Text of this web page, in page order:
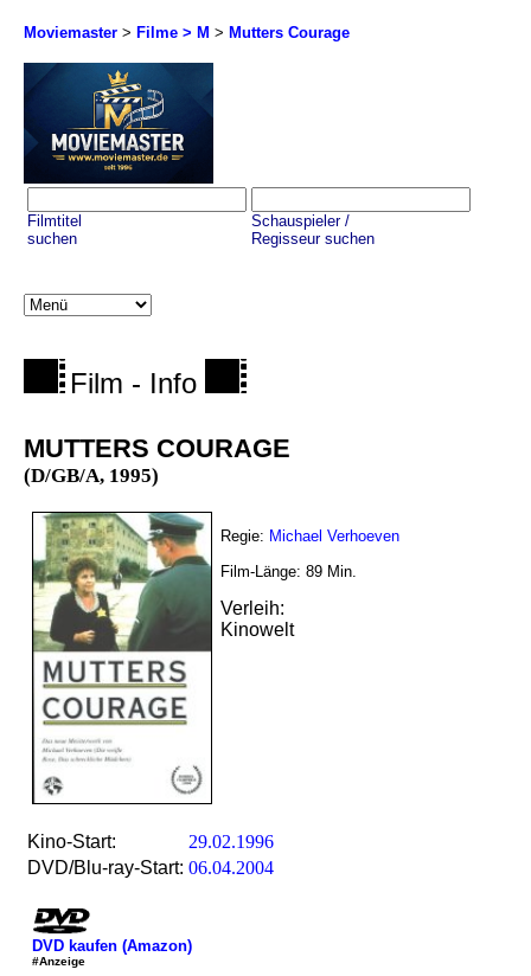
Moviemaster > Filme > M > Mutters Courage
Filmtitel
suchen
Schauspieler /
Regisseur suchen
Film - Info
MUTTERS COURAGE
(D/GB/A, 1995)
Regie: Michael Verhoeven
Film-Länge: 89 Min.
Verleih:
Kinowelt
Kino-Start:
29.02.1996
DVD/Blu-ray-Start: 06.04.2004
DVD kaufen (Amazon)
#Anzeige